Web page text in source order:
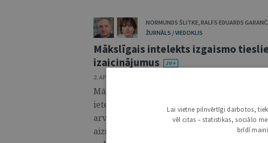
NORMUNDS ŠLITKE,RALFS EDUARDS
ŽURNĀLS / VIEDOKLIS
Mākslīgais intelekts izgaismo
izaicinājumus
2. APRĪLIS 2026 • 13:00
Mākslīgā intelekta (turpmāk – MI) attīstība
ietekmējusi diskusijas par juridisko
arvien biežāk izskan pieņēmumi, ka MI
aizstāt juristus vai vismaz būtiski
Lai vietne pilnvērtīgi darbotos,
vēl citas – statistikas, sociālo
brīdī